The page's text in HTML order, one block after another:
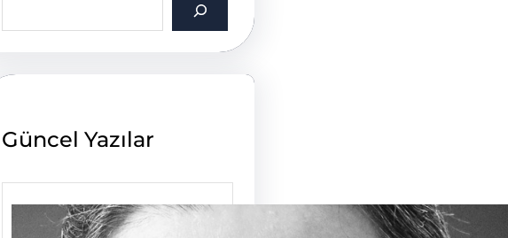
a
h
Güncel Yazılar